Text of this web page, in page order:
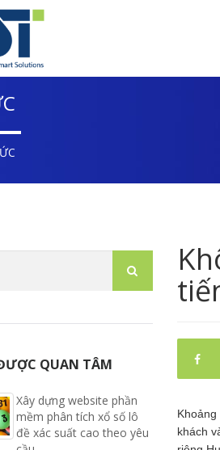
khách
QUAN TÂM
Xây dựng website phần
mềm phân tích xổ số lô
đề xác suất cao theo yêu